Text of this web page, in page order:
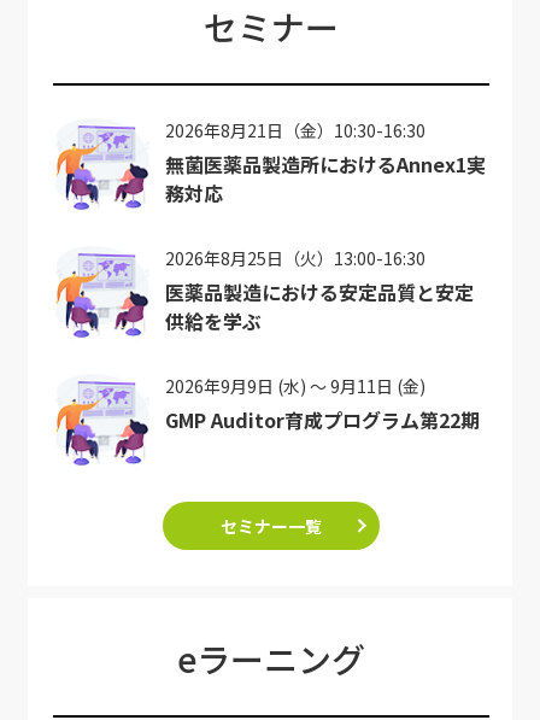
セミナー
2026年8月21日（金）10:30-16:30
無菌医薬品製造所におけるAnnex1実
務対応
2026年8月25日（火）13:00-16:30
医薬品製造における安定品質と安定
供給を学ぶ
2026年9月9日 (水) ～ 9月11日 (金)
GMP Auditor育成プログラム第22期
セミナー一覧
eラーニング